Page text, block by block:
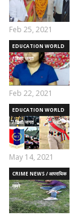
Feb 25, 2021
EDUCATION WORLD
/ शिक्षा जगत
Feb 22, 2021
EDUCATION WORLD
/ शिक्षा जगत
May 14, 2021
CRIME NEWS / आपराधिक
ख़बरे